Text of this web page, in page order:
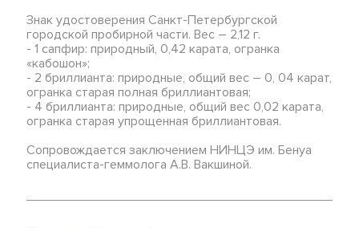
Знак удостоверения Санкт-Петербургской
городской пробирной части. Вес – 2,12 г.
- 1 сапфир: природный, 0,42 карата, огранка
«кабошон»;
- 2 бриллианта: природные, общий вес – 0, 04 карат,
огранка старая полная бриллиантовая;
- 4 бриллианта: природные, общий вес 0,02 карата,
огранка старая упрощенная бриллиантовая.
Сопровождается заключением НИНЦЭ им. Бенуа
специалиста-геммолога А.В. Вакшиной.